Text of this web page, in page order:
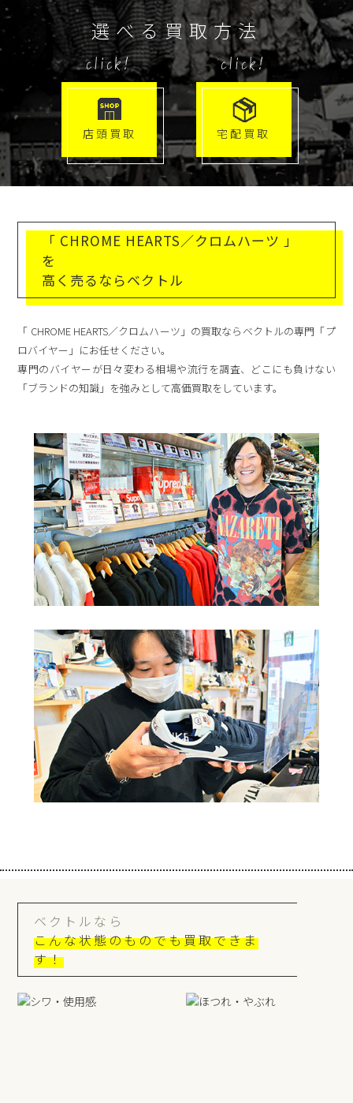
選べる買取方法
click!
店頭買取
click!
宅配買取
「 CHROME HEARTS／クロムハーツ 」
を
高く売るならベクトル
「 CHROME HEARTS／クロムハーツ」の買取ならベクトルの専門「プ
ロバイヤー」にお任せください。
専門のバイヤーが日々変わる相場や流行を調査、どこにも負けない
「ブランドの知識」を強みとして高価買取をしています。
ベクトルなら
こんな状態のものでも買取できま
す！